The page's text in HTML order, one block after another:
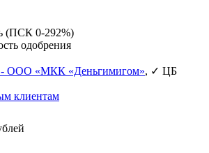
(ПСК 0-292%)
одобрения
- ООО «МКК «Деньгимигом», ✓ ЦБ
клиентам